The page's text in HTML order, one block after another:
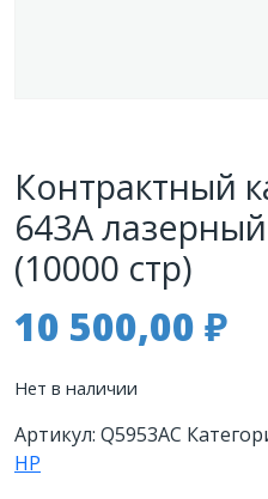
Контрактный
643A
(10000 стр)
10 500,00 ₽
Нет в наличии
Артикул: Q5953AC
HP